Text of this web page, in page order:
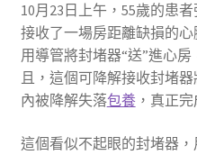
10月23日上午，55歲的患
接收了一場房距離缺損的
用導管將封堵器“送”進心
且，這個可降解接收封堵
內被降解失落包養，真正完
這個看似不起眼的封堵器